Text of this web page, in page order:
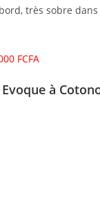
très sobre
FCFA
à